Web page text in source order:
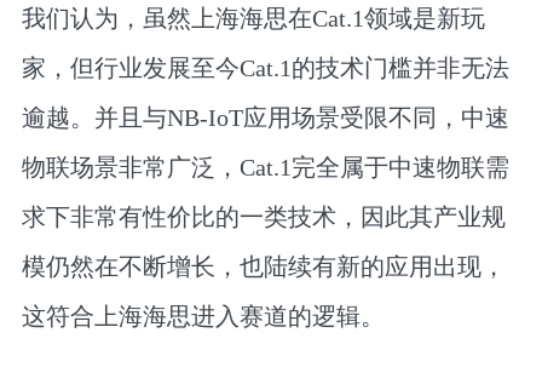
我们认为，虽然上海海思在Cat.1领域是新玩
家，但行业发展至今Cat.1的技术门槛并非无法
逾越。并且与NB-IoT应用场景受限不同，中速
物联场景非常广泛，Cat.1完全属于中速物联需
求下非常有性价比的一类技术，因此其产业规
模仍然在不断增长，也陆续有新的应用出现，
这符合上海海思进入赛道的逻辑。